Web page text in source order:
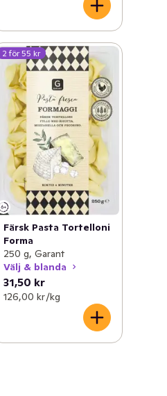
2 för 55 kr
Färsk Pasta Tortelloni
Forma
250 g, Garant
Välj & blanda
31,50 kr
126,00 kr /kg